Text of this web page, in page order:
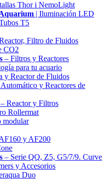
Thor i NemoLight
| Iluminación LED
T5
Filtro de Fluidos
CO2
– Filtros y Reactores
para tu acuario
y Reactor de Fluidos
y Reactores de
– Reactor y Filtros
Rollermat
modular
y AF200
– Serie QQ, Z5, G5/7/9. Curve
y Accesorios
Duo